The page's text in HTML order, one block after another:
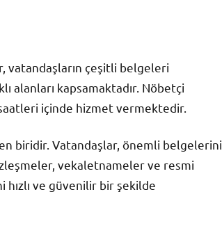
vatandaşların çeşitli belgeleri
alanları kapsamaktadır. Nöbetçi
içinde hizmet vermektedir.
biridir. Vatandaşlar, önemli belgelerini
vekaletnameler ve resmi
ve güvenilir bir şekilde